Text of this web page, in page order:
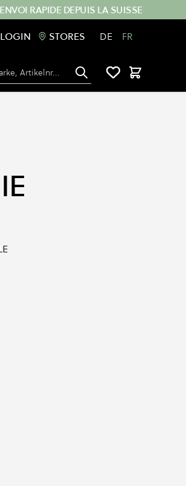
ENVOI RAPIDE DEPUIS LA SUISSE
LOGIN STORES DE FR
Chercher Panier